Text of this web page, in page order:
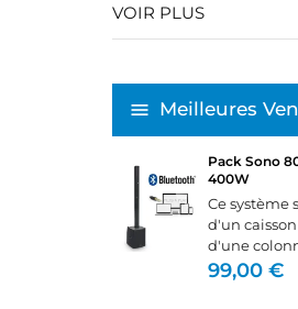
VOIR PLUS
Meilleures
Pack Sono
400W
Ce système
d'un
d'une
parleurs.Il se
99,00 €